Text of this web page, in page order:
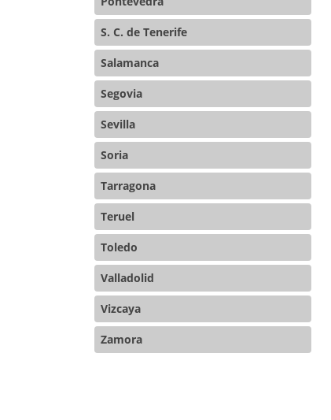
S. C. de Tenerife
Salamanca
Segovia
Sevilla
Soria
Tarragona
Teruel
Toledo
Valladolid
Vizcaya
Zamora